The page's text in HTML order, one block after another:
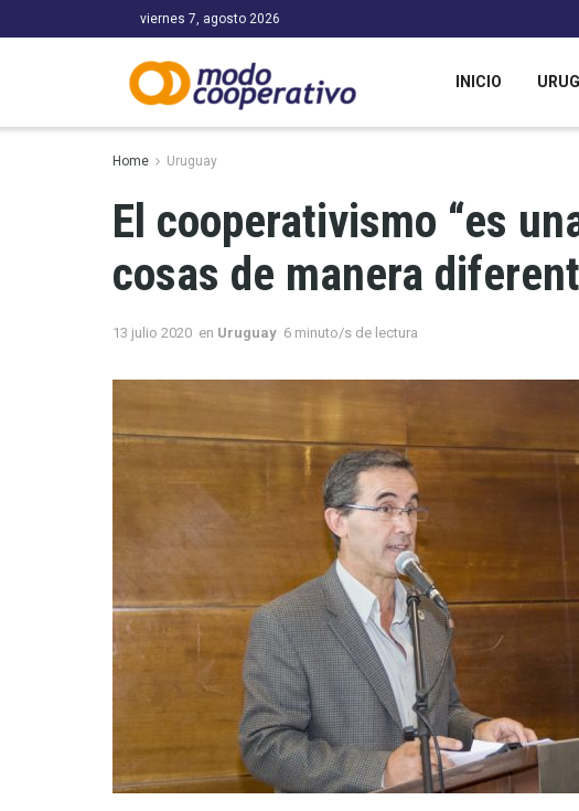
viernes 7, agosto 2026
INICIO
Home Uruguay
El cooperativismo “es
cosas de manera
13 julio 2020 en Uruguay 6 minuto/s de lectura